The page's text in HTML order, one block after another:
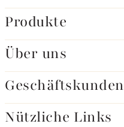
Produkte
Über uns
Geschäftskunden
Nützliche Links